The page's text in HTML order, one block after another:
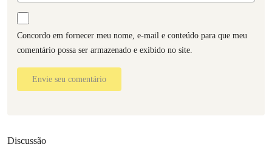
Concordo em fornecer meu nome, e-mail e conteúdo para que meu
comentário possa ser armazenado e exibido no site.
Envie seu comentário
Discussão